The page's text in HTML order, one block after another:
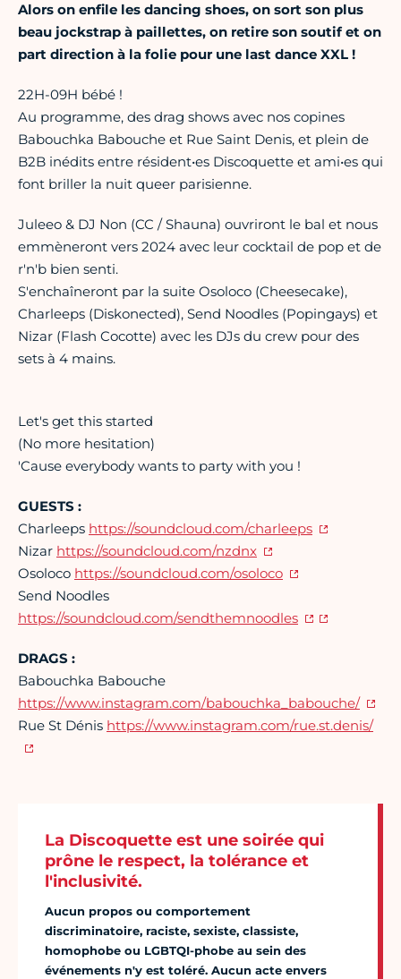
Alors on enfile les dancing shoes, on sort son plus
beau jockstrap à paillettes, on retire son soutif et on
part direction à la folie pour une last dance XXL !
22H-09H bébé !
Au programme, des drag shows avec nos copines
Babouchka Babouche et Rue Saint Denis, et plein de
B2B inédits entre résident•es Discoquette et ami•es qui
font briller la nuit queer parisienne.
Juleeo & DJ Non (CC / Shauna) ouvriront le bal et nous
emmèneront vers 2024 avec leur cocktail de pop et de
r'n'b bien senti.
S'enchaîneront par la suite Osoloco (Cheesecake),
Charleeps (Diskonected), Send Noodles (Popingays) et
Nizar (Flash Cocotte) avec les DJs du crew pour des
sets à 4 mains.
Let's get this started
(No more hesitation)
'Cause everybody wants to party with you !
GUESTS :
Charleeps https://soundcloud.com/charleeps
Nizar https://soundcloud.com/nzdnx
Osoloco https://soundcloud.com/osoloco
Send Noodles
https://soundcloud.com/sendthemnoodles
DRAGS :
Babouchka Babouche
https://www.instagram.com/babouchka_babouche/
Rue St Dénis https://www.instagram.com/rue.st.denis/
La Discoquette est une soirée qui
prône le respect, la tolérance et
l'inclusivité.
Aucun propos ou comportement
discriminatoire, raciste, sexiste, classiste,
homophobe ou LGBTQI-phobe au sein des
événements n'y est toléré. Aucun acte envers